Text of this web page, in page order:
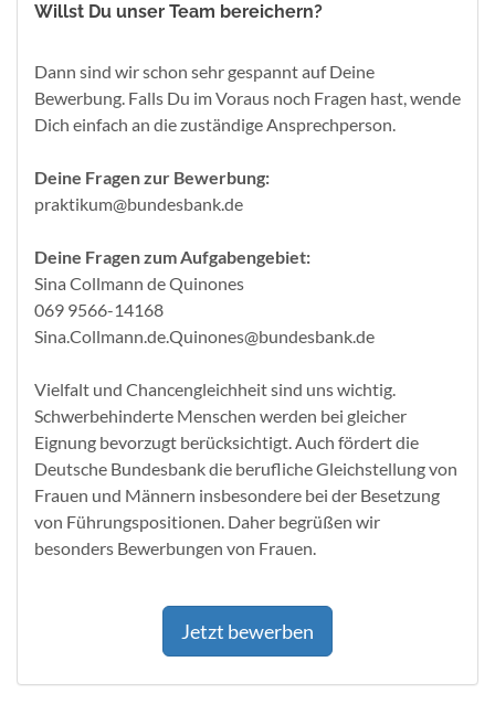
Willst Du unser Team bereichern?
Dann sind wir schon sehr gespannt auf Deine
Bewerbung. Falls Du im Voraus noch Fragen hast, wende
Dich einfach an die zuständige Ansprechperson.
Deine Fragen zur Bewerbung:
praktikum@bundesbank.de
Deine Fragen zum Aufgabengebiet:
Sina Collmann de Quinones
069 9566-14168
Sina.Collmann.de.Quinones@bundesbank.de
Vielfalt und Chancengleichheit sind uns wichtig.
Schwerbehinderte Menschen werden bei gleicher
Eignung bevorzugt berücksichtigt. Auch fördert die
Deutsche Bundesbank die berufliche Gleichstellung von
Frauen und Männern insbesondere bei der Besetzung
von Führungspositionen. Daher begrüßen wir
besonders Bewerbungen von Frauen.
Jetzt bewerben